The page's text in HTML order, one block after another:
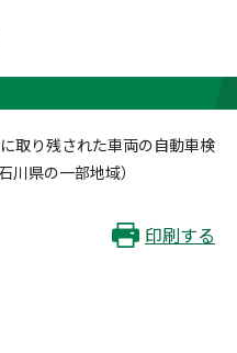
取り残された車両の自動車検
県の一部地域）
印刷する